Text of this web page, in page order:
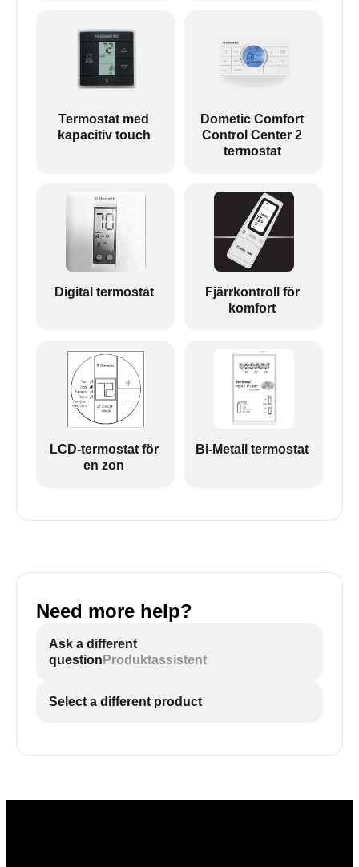
Termostat med
kapacitiv touch
Dometic Comfort
Control Center 2
termostat
Digital termostat
Fjärrkontroll för
komfort
LCD-termostat för
en zon
Bi-Metall termostat
Need more help?
Ask a different
question Produktassistent
Select a different product